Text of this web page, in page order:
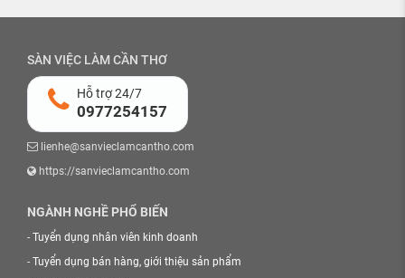
SÀN VIỆC LÀM CẦN THƠ
Hỗ trợ 24/7
0977254157
lienhe@sanvieclamcantho.com
https://sanvieclamcantho.com
NGÀNH NGHỀ PHỔ BIẾN
- Tuyển dụng nhân viên kinh doanh
- Tuyển dụng bán hàng, giới thiệu sản phẩm